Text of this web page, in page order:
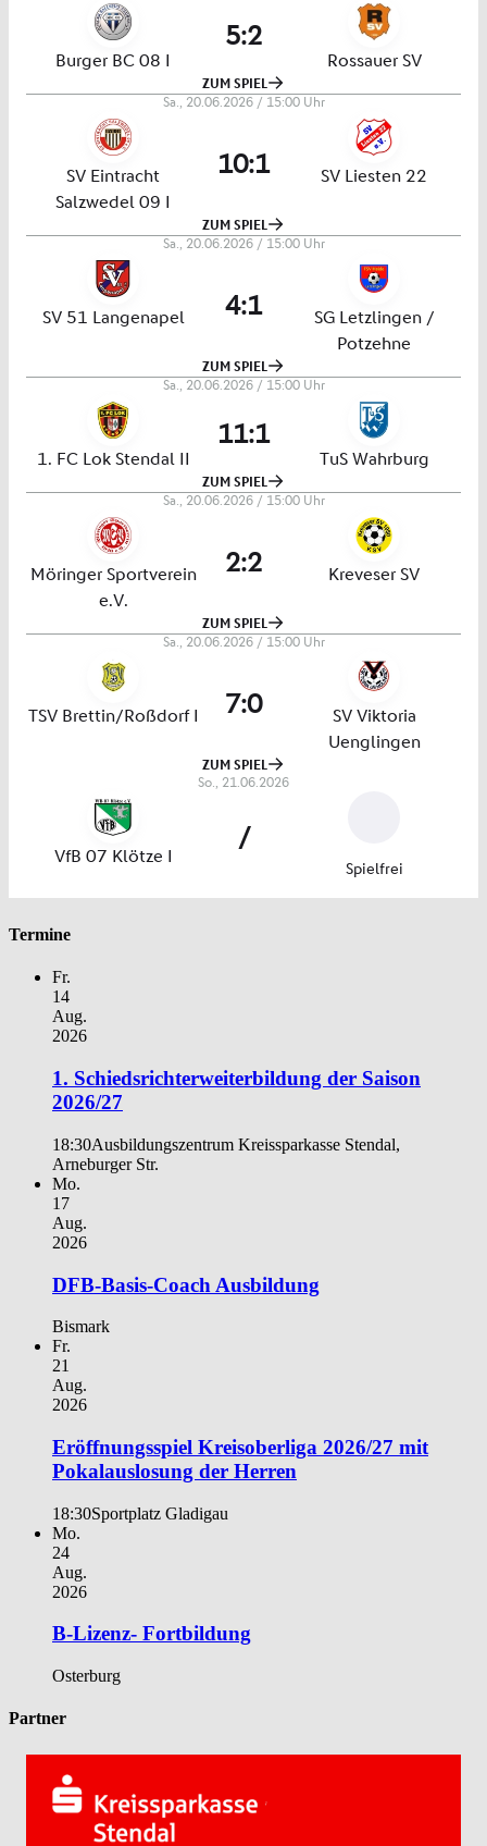
Termine
Fr.
14
Aug.
2026
1. Schiedsrichterweiterbildung der Saison
2026/27
18:30Ausbildungszentrum Kreissparkasse Stendal,
Arneburger Str.
Mo.
17
Aug.
2026
DFB-Basis-Coach Ausbildung
Bismark
Fr.
21
Aug.
2026
Eröffnungsspiel Kreisoberliga 2026/27 mit
Pokalauslosung der Herren
18:30Sportplatz Gladigau
Mo.
24
Aug.
2026
B-Lizenz- Fortbildung
Osterburg
Partner